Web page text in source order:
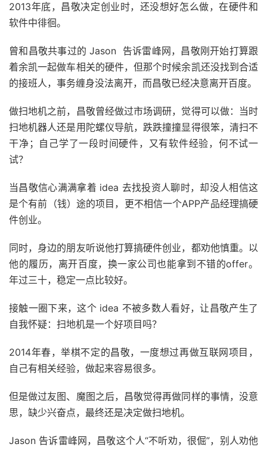
2013年底，昌敬决定创业时，还没想好怎么做，在硬件和
软件中徘徊。
曾和昌敬共事过的 Jason 告诉雷峰网，昌敬刚开始打算跟
着余凯一起做车相关的硬件，但那个时候余凯还没找到合适
的接班人，事务缠身没法离开，而昌敬已经决意离开百度。
做扫地机之前，昌敬曾经做过市场调研，觉得可以做：当时
扫地机器人还是用陀螺仪导航，跌跌撞撞显得很笨，清扫不
干净；自己学了一段时间硬件，又有软件经验，何不试一
试？
当昌敬信心满满拿着 idea 去找投资人聊时，却没人相信这
是个有前（钱）途的项目，更不相信一个APP产品经理搞硬
件创业。
同时，身边的朋友听说他打算搞硬件创业，都劝他慎重。以
他的履历，离开百度，换一家公司也能拿到不错的offer。
年过三十，稳定一点比较好。
接触一圈下来，这个 idea 不被多数人看好，让昌敬产生了
自我怀疑：扫地机是一个好项目吗？
2014年春，举棋不定的昌敬，一度想过再做互联网项目，
自己有相关经验，做起来容易很多。
但是做过友图、魔图之后，昌敬觉得再做同样的事情，没意
思，缺少兴奋点，最终还是决定做扫地机。
Jason 告诉雷峰网，昌敬这个人“不听劝，很倔”，别人劝他